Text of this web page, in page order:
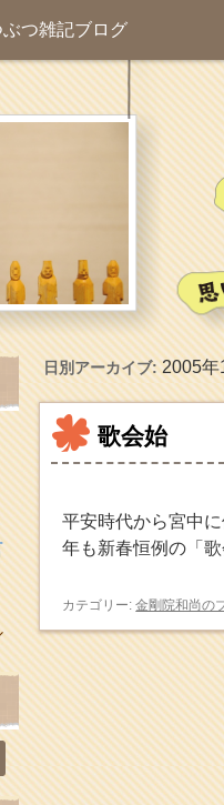
つ雑記ブログ
日別アーカイブ:2005年
歌会始
平安時代から宮中
年も新春恒例の「
カテゴリー: 金剛院和尚の